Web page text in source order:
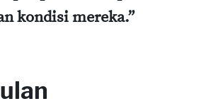
kondisi mereka.”